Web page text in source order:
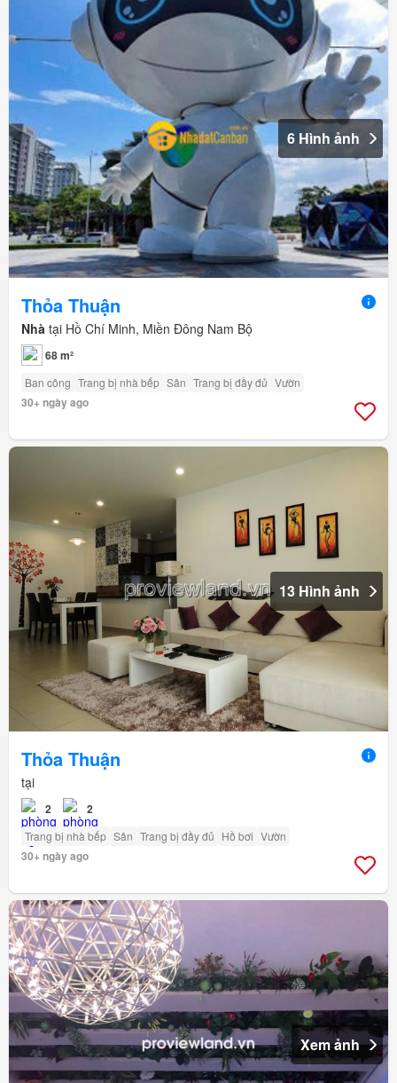
6 Hình ảnh
Thỏa Thuận
Nhà tại Hồ Chí Minh, Miền Đông Nam Bộ
68 m²
Ban công Trang bị nhà bếp Sân Trang bị đầy đủ Vườn
30+ ngày ago
13 Hình ảnh
Thỏa Thuận
tại
2 2
Trang bị nhà bếp Sân Trang bị đầy đủ Hồ bơi Vườn
30+ ngày ago
Xem ảnh